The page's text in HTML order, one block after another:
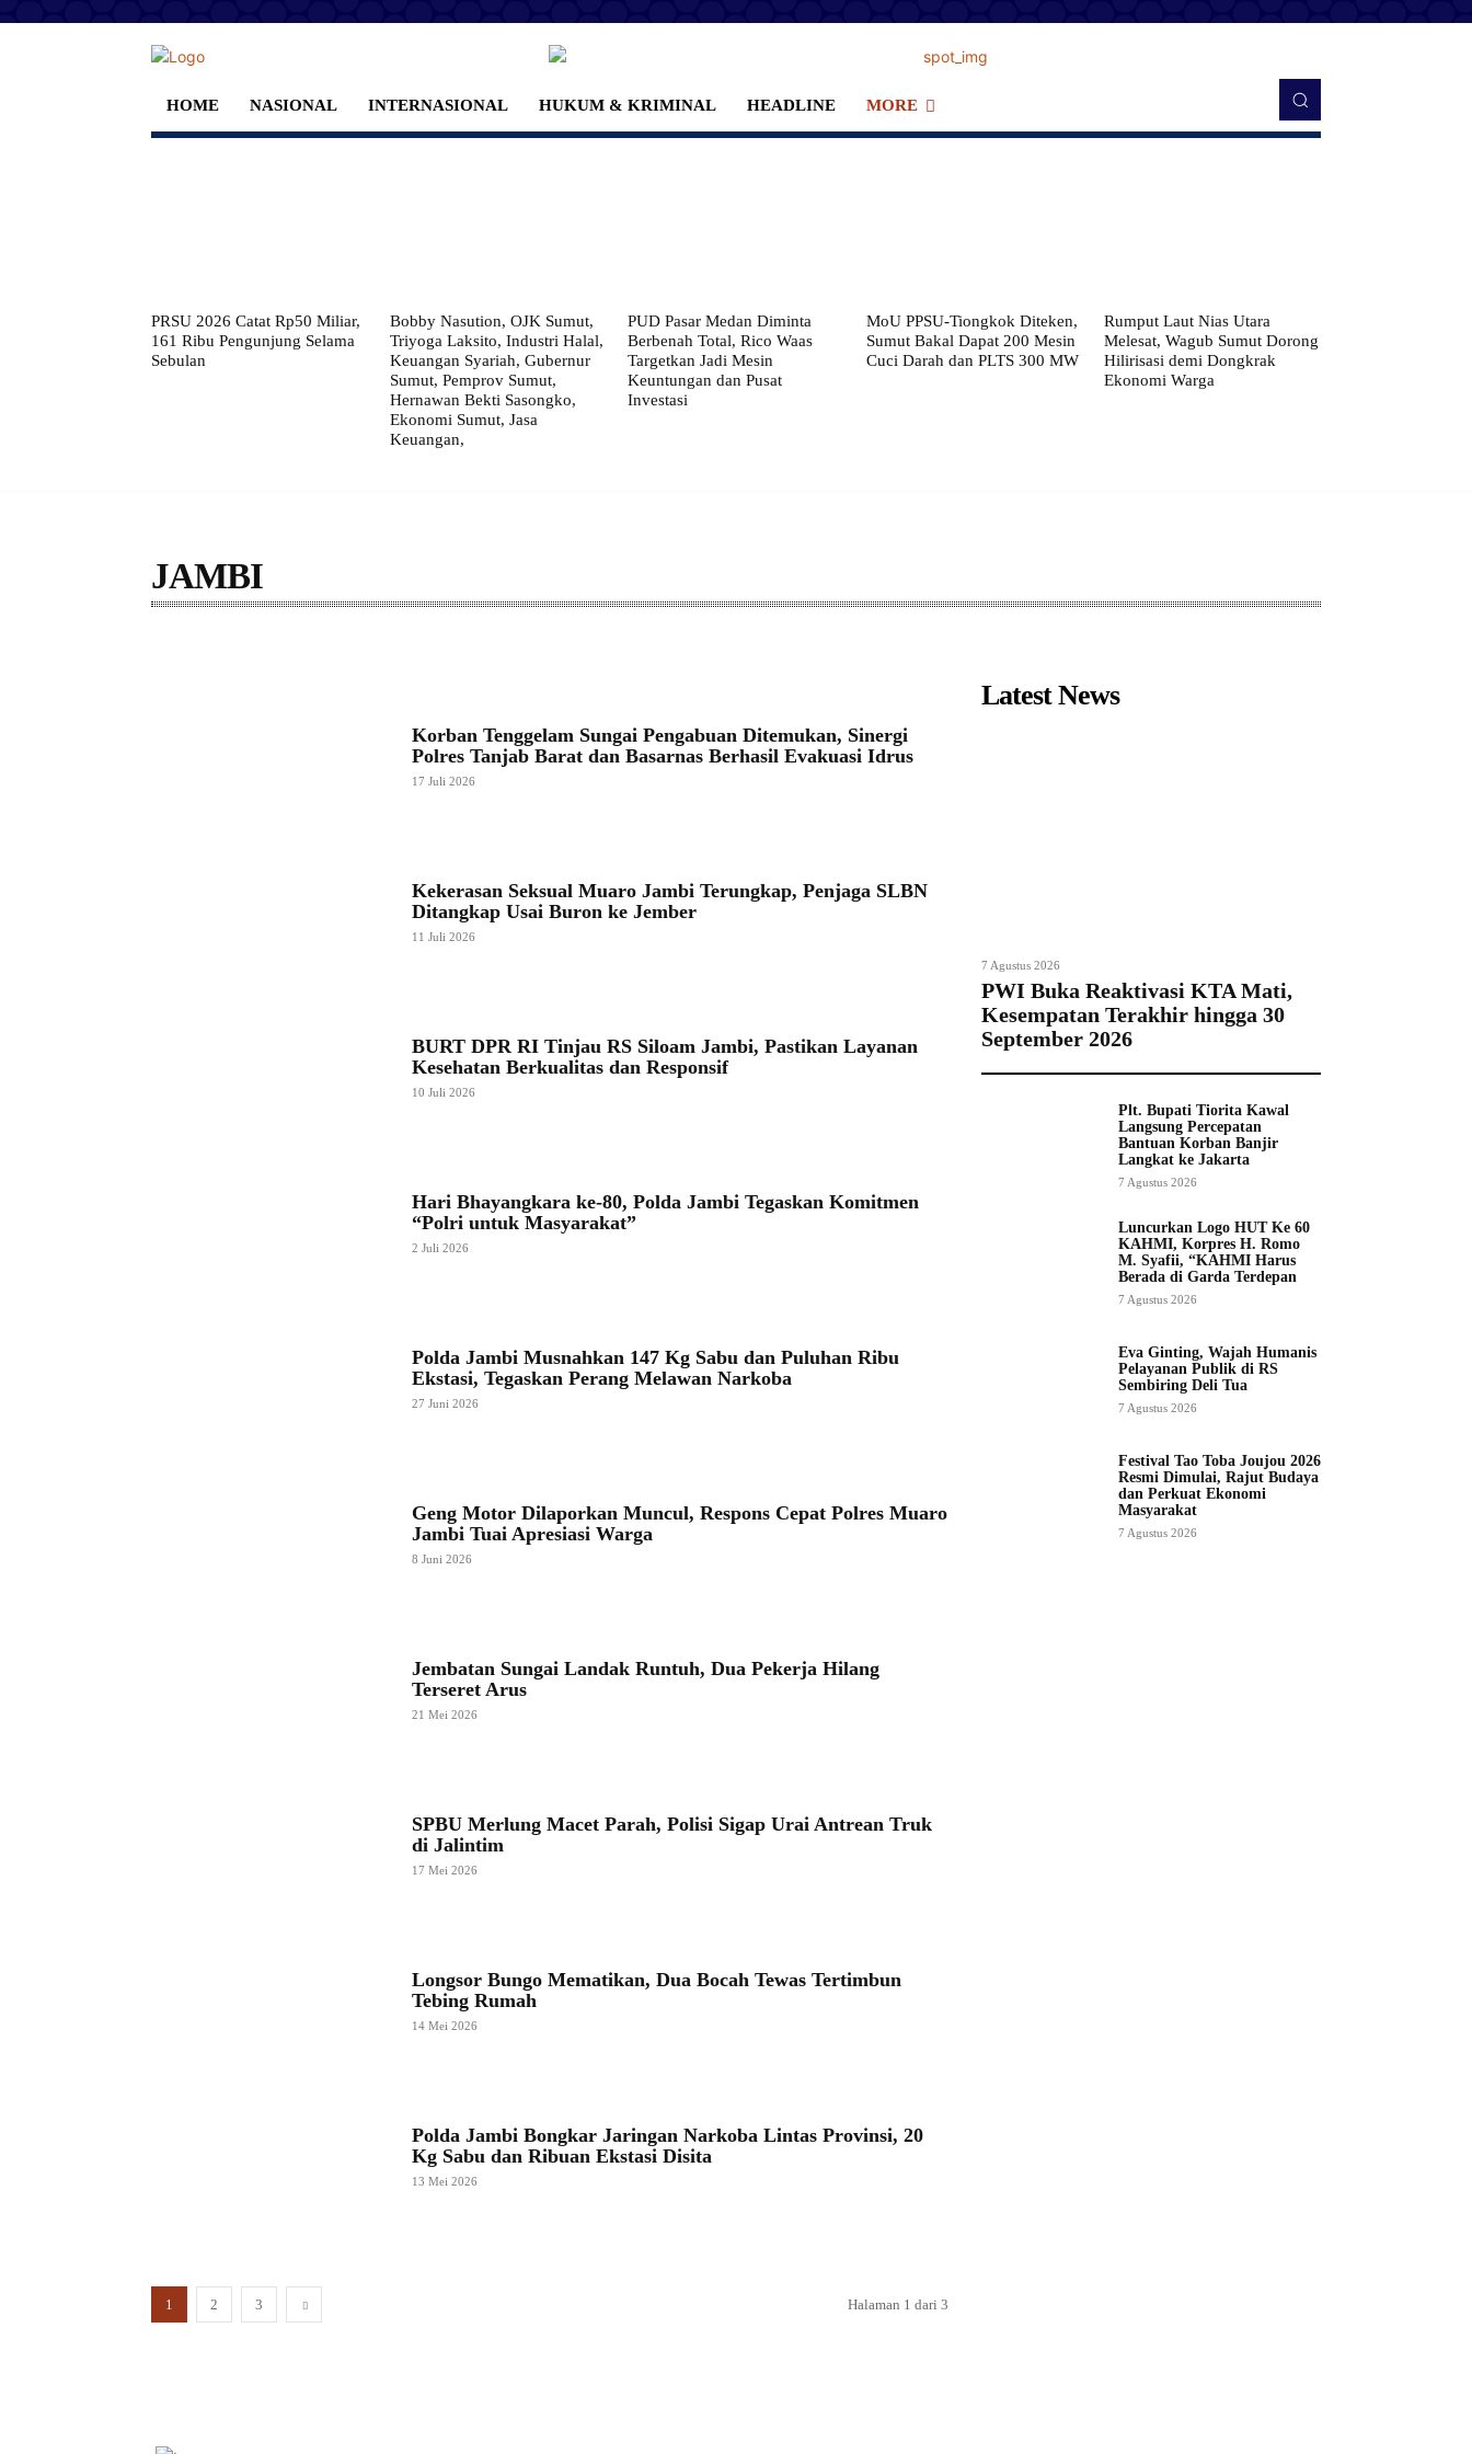
HOME NASIONAL INTERNASIONAL HUKUM & KRIMINAL HEADLINE MORE
PRSU 2026 Catat Rp50 Miliar,
161 Ribu Pengunjung Selama
Sebulan
Bobby Nasution, OJK Sumut,
Triyoga Laksito, Industri Halal,
Keuangan Syariah, Gubernur
Sumut, Pemprov Sumut,
Hernawan Bekti Sasongko,
Ekonomi Sumut, Jasa
Keuangan,
PUD Pasar Medan Diminta
Berbenah Total, Rico Waas
Targetkan Jadi Mesin
Keuntungan dan Pusat
Investasi
MoU PPSU-Tiongkok Diteken,
Sumut Bakal Dapat 200 Mesin
Cuci Darah dan PLTS 300 MW
Rumput Laut Nias Utara
Melesat, Wagub Sumut Dorong
Hilirisasi demi Dongkrak
Ekonomi Warga
JAMBI
Korban Tenggelam Sungai Pengabuan Ditemukan, Sinergi
Polres Tanjab Barat dan Basarnas Berhasil Evakuasi Idrus
17 Juli 2026
Kekerasan Seksual Muaro Jambi Terungkap, Penjaga SLBN
Ditangkap Usai Buron ke Jember
11 Juli 2026
BURT DPR RI Tinjau RS Siloam Jambi, Pastikan Layanan
Kesehatan Berkualitas dan Responsif
10 Juli 2026
Hari Bhayangkara ke-80, Polda Jambi Tegaskan Komitmen
“Polri untuk Masyarakat”
2 Juli 2026
Polda Jambi Musnahkan 147 Kg Sabu dan Puluhan Ribu
Ekstasi, Tegaskan Perang Melawan Narkoba
27 Juni 2026
Geng Motor Dilaporkan Muncul, Respons Cepat Polres Muaro
Jambi Tuai Apresiasi Warga
8 Juni 2026
Jembatan Sungai Landak Runtuh, Dua Pekerja Hilang
Terseret Arus
21 Mei 2026
SPBU Merlung Macet Parah, Polisi Sigap Urai Antrean Truk
di Jalintim
17 Mei 2026
Longsor Bungo Mematikan, Dua Bocah Tewas Tertimbun
Tebing Rumah
14 Mei 2026
Polda Jambi Bongkar Jaringan Narkoba Lintas Provinsi, 20
Kg Sabu dan Ribuan Ekstasi Disita
13 Mei 2026
1 2 3 Halaman 1 dari 3
Latest News
7 Agustus 2026
PWI Buka Reaktivasi KTA Mati,
Kesempatan Terakhir hingga 30
September 2026
Plt. Bupati Tiorita Kawal
Langsung Percepatan
Bantuan Korban Banjir
Langkat ke Jakarta
7 Agustus 2026
Luncurkan Logo HUT Ke 60
KAHMI, Korpres H. Romo
M. Syafii, “KAHMI Harus
Berada di Garda Terdepan
7 Agustus 2026
Eva Ginting, Wajah Humanis
Pelayanan Publik di RS
Sembiring Deli Tua
7 Agustus 2026
Festival Tao Toba Joujou 2026
Resmi Dimulai, Rajut Budaya
dan Perkuat Ekonomi
Masyarakat
7 Agustus 2026